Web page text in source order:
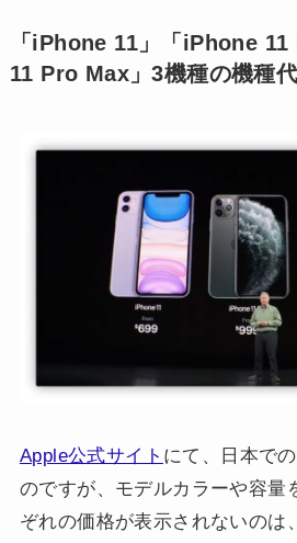
「iPhone 11」「iPhone
11 Pro Max」3機種の機種
Apple公式サイト にて、日本で
のですが、モデルカラーや容量
ぞれの価格が表示されないのは